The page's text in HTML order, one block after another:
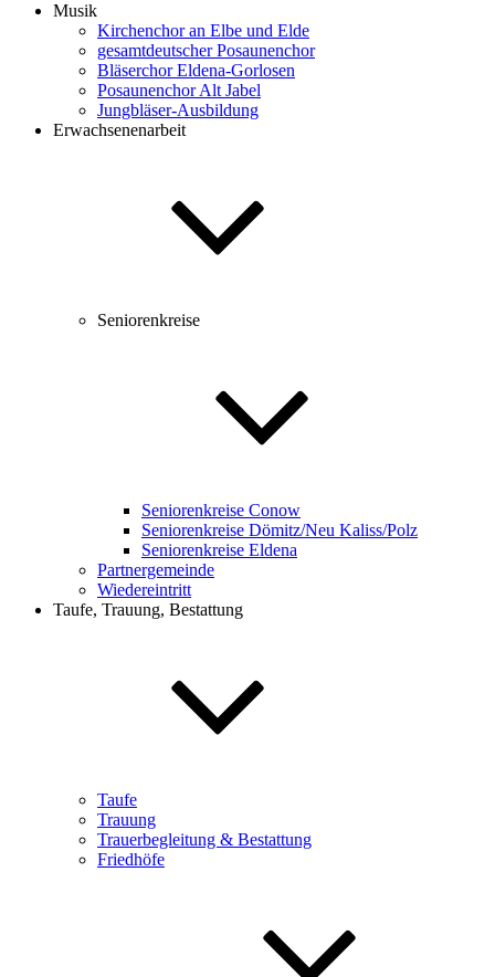
Musik
Kirchenchor an Elbe und Elde
gesamtdeutscher Posaunenchor
Bläserchor Eldena-Gorlosen
Posaunenchor Alt Jabel
Jungbläser-Ausbildung
Erwachsenenarbeit
Seniorenkreise
Seniorenkreise Conow
Seniorenkreise Dömitz/Neu Kaliss/Polz
Seniorenkreise Eldena
Partnergemeinde
Wiedereintritt
Taufe, Trauung, Bestattung
Taufe
Trauung
Trauerbegleitung & Bestattung
Friedhöfe